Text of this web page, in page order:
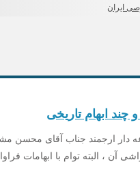
ایران
چند ابهام تاریخی
دار ارجمند جناب آقای محسن
آن ، البته توام با ابهامات